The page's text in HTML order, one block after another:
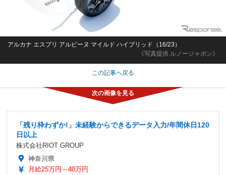
《写真提供 ルノージャポン》
アルカナ エスプリ アルピーヌ マイルド ハイブリッド（16/23）
この記事へ戻る
「残り枠わずか!」未経験からできるデータ入力/年間休日120
日以上
株式会社RIOT GROUP
神奈川県
月給25万円～40万円